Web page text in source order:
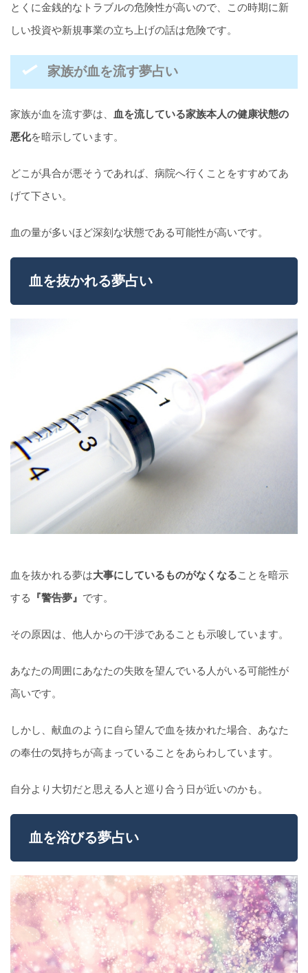
とくに金銭的なトラブルの危険性が高いので、この時期に新
しい投資や新規事業の立ち上げの話は危険です。
家族が血を流す夢占い
家族が血を流す夢は、
血を流している家族本人の健康状態の
悪化を暗示しています。
どこが具合が悪そうであれば、病院へ行くことをすすめてあ
げて下さい。
血の量が多いほど深刻な状態である可能性が高いです。
血を抜かれる夢占い
血を抜かれる夢は大事にしているものがなくなることを暗示
する 『警告夢』 です。
その原因は、他人からの干渉であることも示唆しています。
あなたの周囲にあなたの失敗を望んでいる人がいる可能性が
高いです。
しかし、献血のように自ら望んで血を抜かれた場合、あなた
の奉仕の気持ちが高まっていることをあらわしています。
自分より大切だと思える人と巡り合う日が近いのかも。
血を浴びる夢占い